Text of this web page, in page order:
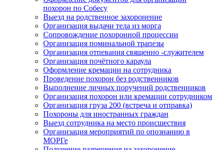
похорон по Собесу
Выезд на родственное захоронение
Организация выдачи тела из морга
Сопровождение похоронной процессии
Организация поминальной трапезы
Организация отпевания священно -служителем
Организация почётного караула
Оформление кремации на сотрудника
Проведение похорон без родственников
Выполнение личных поручений родственников
Организация похорон или кремации сотрудником
Организация груза 200 (встреча и отправка)
Похороны для иностранных граждан
Выезд сотрудника на место происшествия
Организация мероприятий по опознанию в
МОРГе